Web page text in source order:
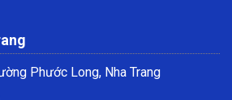
Phước Long, Nha Trang